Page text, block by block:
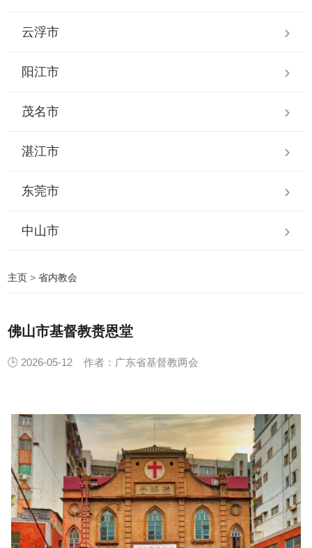
云浮市
阳江市
茂名市
湛江市
东莞市
中山市
主页 >省内教会
佛山市基督教赉恩堂
🕒 2026-05-12 作者：广东省基督教两会